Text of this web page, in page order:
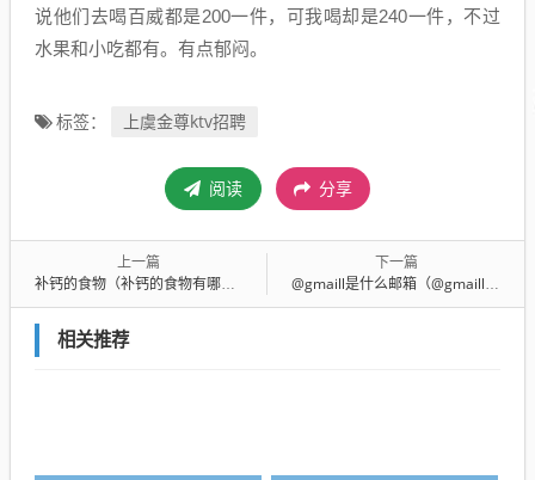
说他们去喝百威都是200一件，可我喝却是240一件，不过
水果和小吃都有。有点郁闷。
标签： 上虞金尊ktv招聘
阅读 分享
上一篇
补钙的食物（补钙的食物有哪些最好）
下一篇
@gmaill是什么邮箱（@gmaill是什么邮箱1003无标题）
相关推荐